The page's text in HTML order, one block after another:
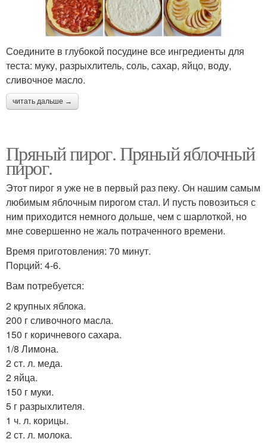
Соедините в глубокой посудине все ингредиенты для
теста: муку, разрыхлитель, соль, сахар, яйцо, воду,
сливочное масло.
читать дальше →
Пряный пирог. Пряный яблочный
пирог.
Этот пирог я уже не в первый раз пеку. Он нашим самым
любимым яблочным пирогом стал. И пусть повозиться с
ним приходится немного дольше, чем с шарлоткой, но
мне совершенно не жаль потраченного времени.
Время приготовления: 70 минут.
Порций: 4-6.
Вам потребуется:
2 крупных яблока.
200 г сливочного масла.
150 г коричневого сахара.
1/8 Лимона.
2 ст. л. меда.
2 яйца.
150 г муки.
5 г разрыхлителя.
1 ч. л. корицы.
2 ст. л. молока.